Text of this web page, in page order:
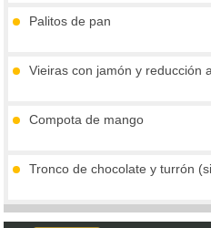
Palitos de pan
Vieiras con jamón y reducción
Compota de mango
Tronco de chocolate y turrón
Gofres belgas